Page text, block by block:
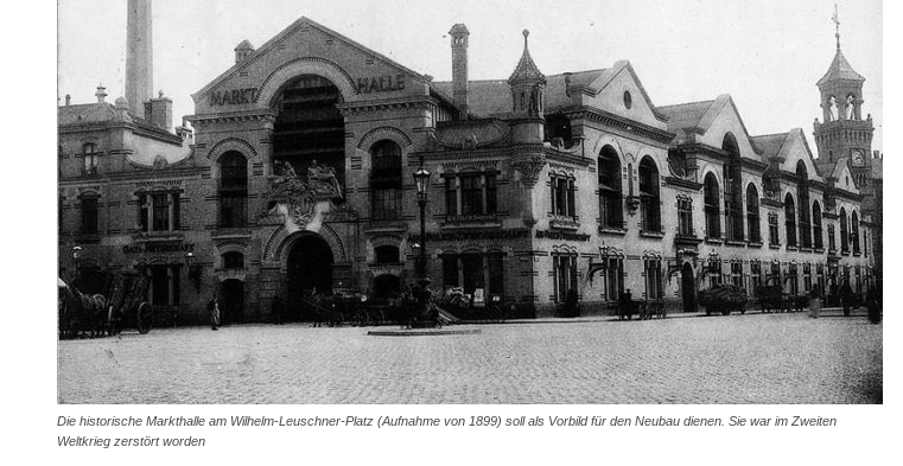
Die historische Markthalle am Wilhelm-Leuschner-Platz (Aufnahme von 1899) soll als Vorbild für den Neubau dienen. Sie war im Zweiten
Weltkrieg zerstört worden